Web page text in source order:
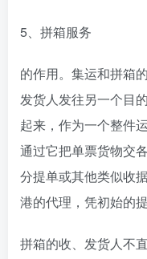
5、拼箱服务
的作用。集运和拼箱
发货人发往另一个目
起来，作为一个整件
通过它把单票货物交
分提单或其他类似收
港的代理，凭初始的
拼箱的收、发货人不